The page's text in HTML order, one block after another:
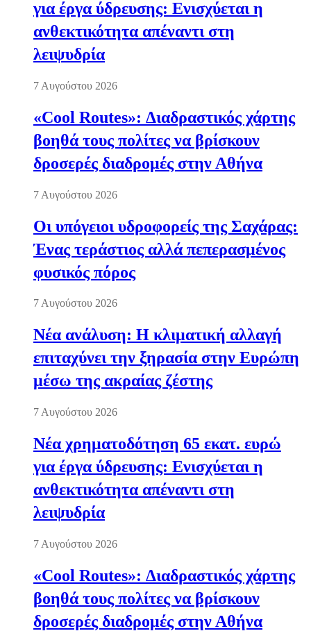
για έργα ύδρευσης: Ενισχύεται η
ανθεκτικότητα απέναντι στη
λειψυδρία
7 Αυγούστου 2026
«Cool Routes»: Διαδραστικός χάρτης
βοηθά τους πολίτες να βρίσκουν
δροσερές διαδρομές στην Αθήνα
7 Αυγούστου 2026
Οι υπόγειοι υδροφορείς της Σαχάρας:
Ένας τεράστιος αλλά πεπερασμένος
φυσικός πόρος
7 Αυγούστου 2026
Νέα ανάλυση: Η κλιματική αλλαγή
επιταχύνει την ξηρασία στην Ευρώπη
μέσω της ακραίας ζέστης
7 Αυγούστου 2026
Νέα χρηματοδότηση 65 εκατ. ευρώ
για έργα ύδρευσης: Ενισχύεται η
ανθεκτικότητα απέναντι στη
λειψυδρία
7 Αυγούστου 2026
«Cool Routes»: Διαδραστικός χάρτης
βοηθά τους πολίτες να βρίσκουν
δροσερές διαδρομές στην Αθήνα